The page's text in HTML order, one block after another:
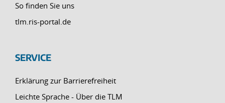
So finden Sie uns
tlm.ris-portal.de
SERVICE
Erklärung zur Barrierefreiheit
Leichte Sprache - Über die TLM